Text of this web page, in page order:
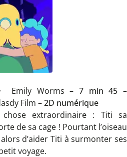
Emily Worms – 7 min 45 –
Film – 2D numérique
extraordinaire: Titi sa
de sa cage ! Pourtant l’oiseau
d’aider Titi à surmonter ses
voyage.